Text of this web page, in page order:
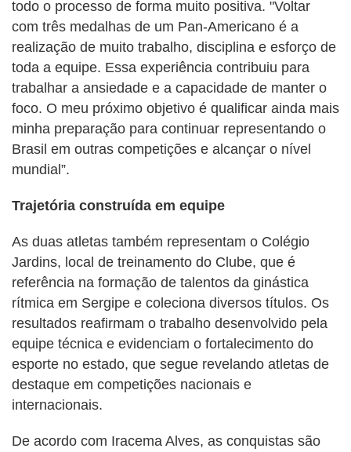
todo o processo de forma muito positiva. "Voltar
com três medalhas de um Pan-Americano é a
realização de muito trabalho, disciplina e esforço de
toda a equipe. Essa experiência contribuiu para
trabalhar a ansiedade e a capacidade de manter o
foco. O meu próximo objetivo é qualificar ainda mais
minha preparação para continuar representando o
Brasil em outras competições e alcançar o nível
mundial”.
Trajetória construída em equipe
As duas atletas também representam o Colégio
Jardins, local de treinamento do Clube, que é
referência na formação de talentos da ginástica
rítmica em Sergipe e coleciona diversos títulos. Os
resultados reafirmam o trabalho desenvolvido pela
equipe técnica e evidenciam o fortalecimento do
esporte no estado, que segue revelando atletas de
destaque em competições nacionais e
internacionais.
De acordo com Iracema Alves, as conquistas são